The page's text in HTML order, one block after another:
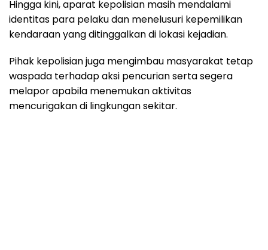
Hingga kini, aparat kepolisian masih mendalami
identitas para pelaku dan menelusuri kepemilikan
kendaraan yang ditinggalkan di lokasi kejadian.
Pihak kepolisian juga mengimbau masyarakat tetap
waspada terhadap aksi pencurian serta segera
melapor apabila menemukan aktivitas
mencurigakan di lingkungan sekitar.